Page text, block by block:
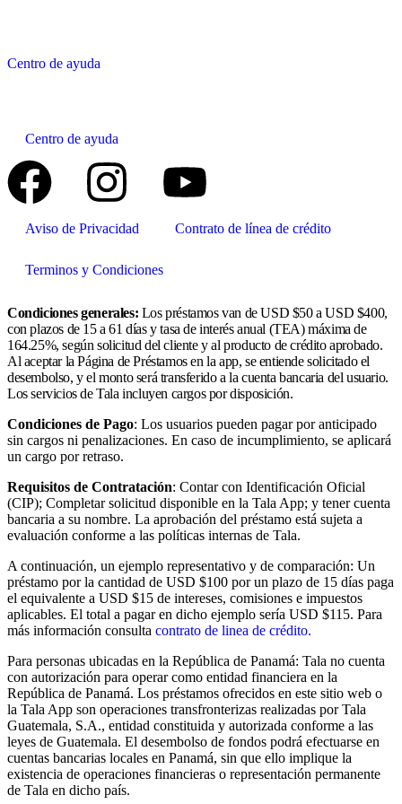
Centro de ayuda
Centro de ayuda
Aviso de Privacidad Contrato de línea de crédito
Terminos y Condiciones
Condiciones generales: Los préstamos van de USD $50 a USD $400,
con plazos de 15 a 61 días y tasa de interés anual (TEA) máxima de
164.25%, según solicitud del cliente y al producto de crédito aprobado.
Al aceptar la Página de Préstamos en la app, se entiende solicitado el
desembolso, y el monto será transferido a la cuenta bancaria del usuario.
Los servicios de Tala incluyen cargos por disposición.
Condiciones de Pago: Los usuarios pueden pagar por anticipado
sin cargos ni penalizaciones. En caso de incumplimiento, se aplicará
un cargo por retraso.
Requisitos de Contratación: Contar con Identificación Oficial
(CIP); Completar solicitud disponible en la Tala App; y tener cuenta
bancaria a su nombre. La aprobación del préstamo está sujeta a
evaluación conforme a las políticas internas de Tala.
A continuación, un ejemplo representativo y de comparación: Un
préstamo por la cantidad de USD $100 por un plazo de 15 días paga
el equivalente a USD $15 de intereses, comisiones e impuestos
aplicables. El total a pagar en dicho ejemplo sería USD $115. Para
más información consulta contrato de linea de crédito.
Para personas ubicadas en la República de Panamá: Tala no cuenta
con autorización para operar como entidad financiera en la
República de Panamá. Los préstamos ofrecidos en este sitio web o
la Tala App son operaciones transfronterizas realizadas por Tala
Guatemala, S.A., entidad constituida y autorizada conforme a las
leyes de Guatemala. El desembolso de fondos podrá efectuarse en
cuentas bancarias locales en Panamá, sin que ello implique la
existencia de operaciones financieras o representación permanente
de Tala en dicho país.